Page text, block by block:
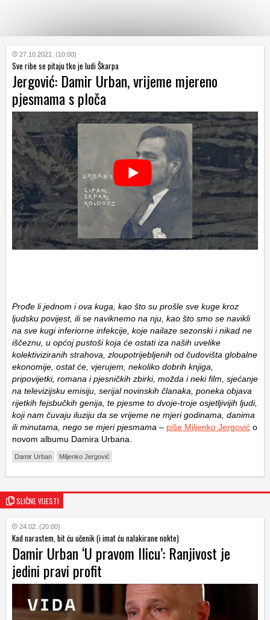
KATEGORIJE
HRVATSKI
WEB
27.10.2021. (10:00)
Sve ribe se pitaju tko je ludi Škarpa
Jergović: Damir Urban, vrijeme mjereno
pjesmama s ploča
Prođe li jednom i ova kuga, kao što su prošle sve kuge kroz
ljudsku povijest, ili se naviknemo na nju, kao što smo se navikli
na sve kugi inferiorne infekcije, koje nailaze sezonski i nikad ne
iščeznu, u općoj pustoši koja će ostati iza naših uvelike
kolektiviziranih strahova, zloupotrijebljenih od čudovišta globalne
ekonomije, ostat će, vjerujem, nekoliko dobrih knjiga,
pripovijetki, romana i pjesničkih zbirki, možda i neki film, sjećanje
na televizijsku emisiju, serijal novinskih članaka, poneka objava
rijetkih fejsbučkih genija, te pjesme to dvoje-troje osjetljivijih ljudi,
koji nam čuvaju iluziju da se vrijeme ne mjeri godinama, danima
ili minutama, nego se mjeri pjesmama – piše Miljenko Jergović o
novom albumu Damira Urbana.
Damir Urban Miljenko Jergović
SLIČNE VIJESTI
24.02. (20:00)
Kad narastem, bit ću učenik (i imat ću nalakirane nokte)
Damir Urban ‘U pravom llicu’: Ranjivost je
jedini pravi profit